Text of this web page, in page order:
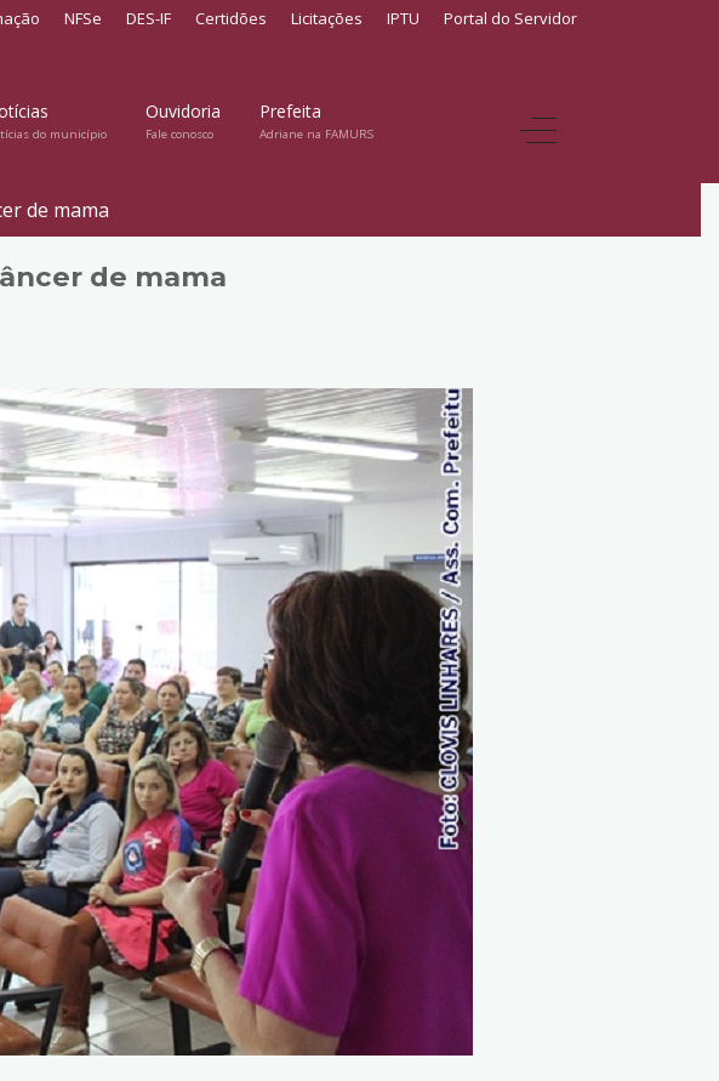
NFSe DES-IF Certidões Licitações IPTU Portal do Servidor
do município
Ouvidoria
Fale conosco
Prefeita
Adriane na FAMURS
de mama
de mama